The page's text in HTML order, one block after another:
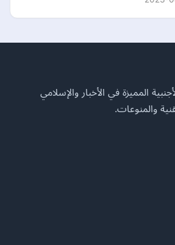
المميزة في الأخبار والإسلامي
والمنوعات.